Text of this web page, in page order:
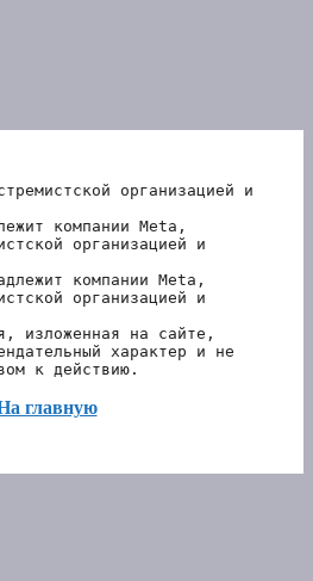
организацией и
компании Meta,
организацией и
компании Meta,
организацией и
изложенная на сайте,
характер и не
к действию.
главную